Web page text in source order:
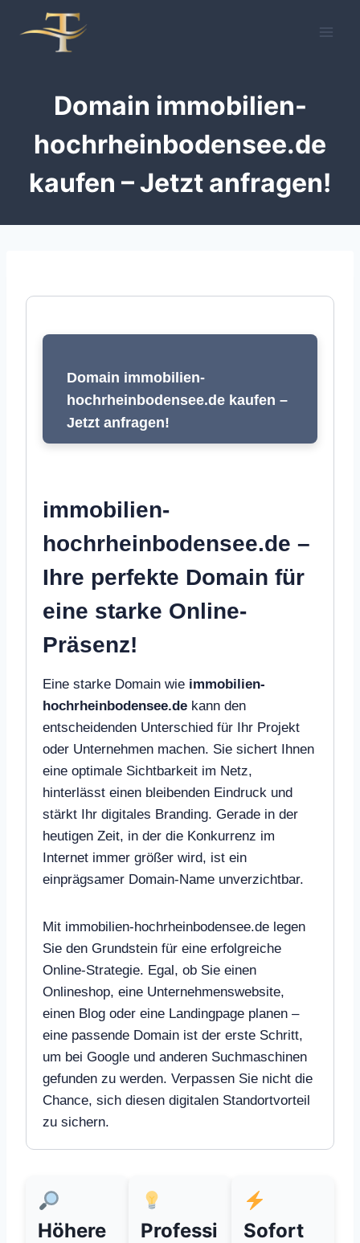
Inhalt
Domain immobilien-
hochrheinbodensee.de
kaufen – Jetzt anfragen!
Domain immobilien-
hochrheinbodensee.de kaufen –
Jetzt anfragen!
immobilien-
hochrheinbodensee.de –
Ihre perfekte Domain für
eine starke Online-
Präsenz!
Eine starke Domain wie immobilien-
hochrheinbodensee.de kann den
entscheidenden Unterschied für Ihr Projekt
oder Unternehmen machen. Sie sichert Ihnen
eine optimale Sichtbarkeit im Netz,
hinterlässt einen bleibenden Eindruck und
stärkt Ihr digitales Branding. Gerade in der
heutigen Zeit, in der die Konkurrenz im
Internet immer größer wird, ist ein
einprägsamer Domain-Name unverzichtbar.
Mit immobilien-hochrheinbodensee.de legen
Sie den Grundstein für eine erfolgreiche
Online-Strategie. Egal, ob Sie einen
Onlineshop, eine Unternehmenswebsite,
einen Blog oder eine Landingpage planen –
eine passende Domain ist der erste Schritt,
um bei Google und anderen Suchmaschinen
gefunden zu werden. Verpassen Sie nicht die
Chance, sich diesen digitalen Standortvorteil
zu sichern.
Höhere
Professi
Sofort